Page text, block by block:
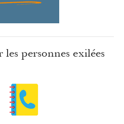
les personnes exilées